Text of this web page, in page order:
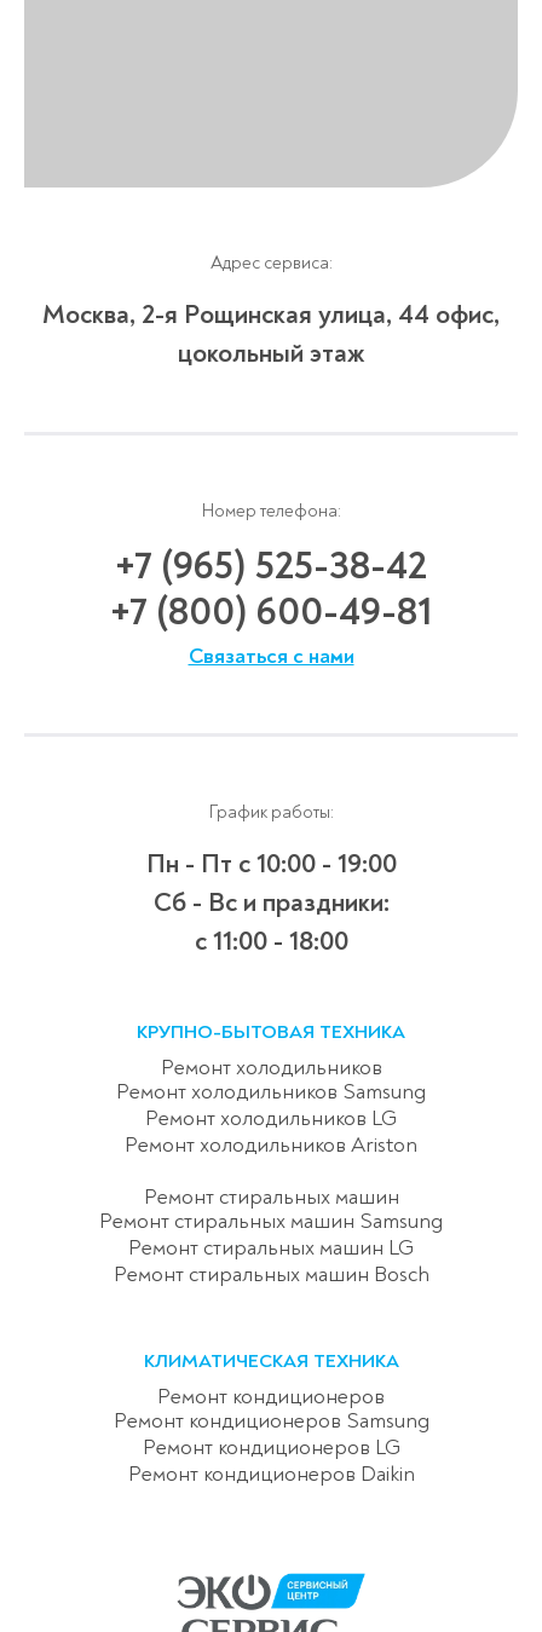
Адрес сервиса:
Москва, 2-я Рощинская улица, 4​4 офис,
цокольный этаж
Номер телефона:
+7 (965) 525-38-42
+7 (800) 600-49-81
Связаться с нами
График работы:
Пн - Пт с 10:00 - 19:00
Сб - Вс и праздники:
c 11:00 - 18:00
КРУПНО-БЫТОВАЯ ТЕХНИКА
Ремонт холодильников
Ремонт холодильников Samsung
Ремонт холодильников LG
Ремонт холодильников Ariston
Ремонт стиральных машин
Ремонт стиральных машин Samsung
Ремонт стиральных машин LG
Ремонт стиральных машин Bosch
КЛИМАТИЧЕСКАЯ ТЕХНИКА
Ремонт кондиционеров
Ремонт кондиционеров Samsung
Ремонт кондиционеров LG
Ремонт кондиционеров Daikin